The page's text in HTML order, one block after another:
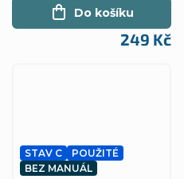
249 Kč
Do košíku
STAV C
POUŽITÉ
BEZ MANUÁL